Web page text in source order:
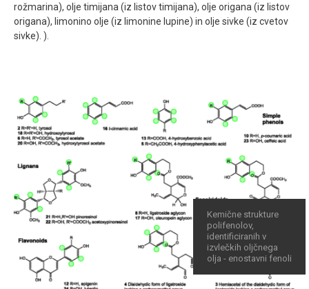
rožmarina), olje timijana (iz listov timijana), olje origana (iz listov
origana), limonino olje (iz limonine lupine) in olje sivke (iz cvetov
sivke). ).
Kemične strukture
polifenolov,
identificiranih v
izvlečkih oljčnega
olja - enostavni fenoli